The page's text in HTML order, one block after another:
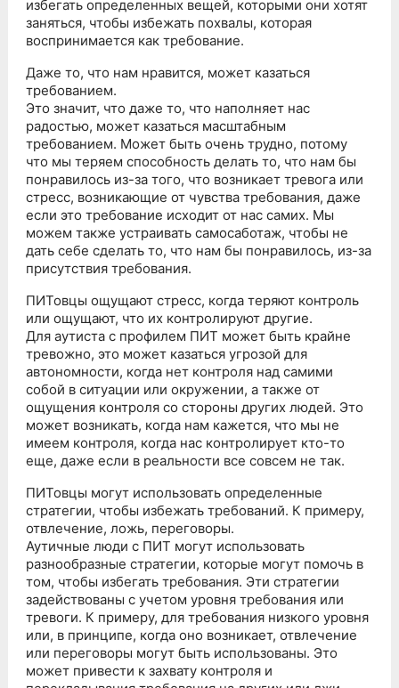
избегать определенных вещей, которыми они хотят
заняться, чтобы избежать похвалы, которая
воспринимается как требование.
Даже то, что нам нравится, может казаться
требованием.
Это значит, что даже то, что наполняет нас
радостью, может казаться масштабным
требованием. Может быть очень трудно, потому
что мы теряем способность делать то, что нам бы
понравилось из-за того, что возникает тревога или
стресс, возникающие от чувства требования, даже
если это требование исходит от нас самих. Мы
можем также устраивать самосаботаж, чтобы не
дать себе сделать то, что нам бы понравилось, из-за
присутствия требования.
ПИТовцы ощущают стресс, когда теряют контроль
или ощущают, что их контролируют другие.
Для аутиста с профилем ПИТ может быть крайне
тревожно, это может казаться угрозой для
автономности, когда нет контроля над самими
собой в ситуации или окружении, а также от
ощущения контроля со стороны других людей. Это
может возникать, когда нам кажется, что мы не
имеем контроля, когда нас контролирует кто-то
еще, даже если в реальности все совсем не так.
ПИТовцы могут использовать определенные
стратегии, чтобы избежать требований. К примеру,
отвлечение, ложь, переговоры.
Аутичные люди с ПИТ могут использовать
разнообразные стратегии, которые могут помочь в
том, чтобы избегать требования. Эти стратегии
задействованы с учетом уровня требования или
тревоги. К примеру, для требования низкого уровня
или, в принципе, когда оно возникает, отвлечение
или переговоры могут быть использованы. Это
может привести к захвату контроля и